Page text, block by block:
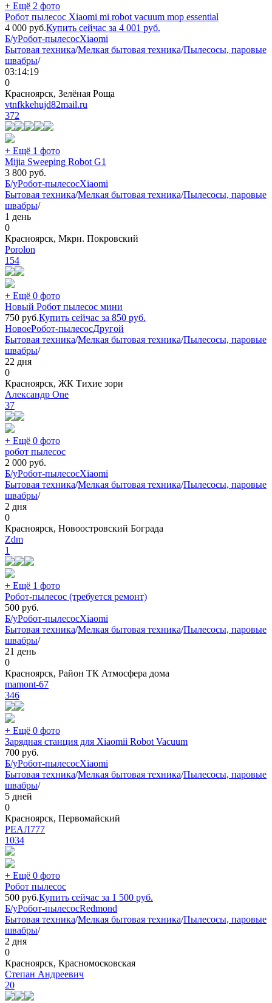
+ Ещё 2 фото
Робот пылесос Xiaomi mi robot vacuum mop essential
4 000 руб.Купить сейчас за 4 001 руб.
Б/уРобот-пылесосXiaomi
Бытовая техника/Мелкая бытовая техника/Пылесосы, паровые
швабры/
03:14:19
0
Красноярск, Зелёная Роща
vtnfkkehujd82mail.ru
372
+ Ещё 1 фото
Mijia Sweeping Robot G1
3 800 руб.
Б/уРобот-пылесосXiaomi
Бытовая техника/Мелкая бытовая техника/Пылесосы, паровые
швабры/
1 день
0
Красноярск, Мкрн. Покровский
Porolon
154
+ Ещё 0 фото
Новый Робот пылесос мини
750 руб.Купить сейчас за 850 руб.
НовоеРобот-пылесосДругой
Бытовая техника/Мелкая бытовая техника/Пылесосы, паровые
швабры/
22 дня
0
Красноярск, ЖК Тихие зори
Александр One
37
+ Ещё 0 фото
робот пылесос
2 000 руб.
Б/уРобот-пылесосXiaomi
Бытовая техника/Мелкая бытовая техника/Пылесосы, паровые
швабры/
2 дня
0
Красноярск, Новоостровский Бограда
Zdm
1
+ Ещё 1 фото
Робот-пылесос (требуется ремонт)
500 руб.
Б/уРобот-пылесосXiaomi
Бытовая техника/Мелкая бытовая техника/Пылесосы, паровые
швабры/
21 день
0
Красноярск, Район ТК Атмосфера дома
mamont-67
346
+ Ещё 0 фото
Зарядная станция для Xiaomii Robot Vacuum
700 руб.
Б/уРобот-пылесосXiaomi
Бытовая техника/Мелкая бытовая техника/Пылесосы, паровые
швабры/
5 дней
0
Красноярск, Первомайский
РЕАЛ777
1034
+ Ещё 0 фото
Робот пылесос
500 руб.Купить сейчас за 1 500 руб.
Б/уРобот-пылесосRedmond
Бытовая техника/Мелкая бытовая техника/Пылесосы, паровые
швабры/
2 дня
0
Красноярск, Красномосковская
Степан Андреевич
20